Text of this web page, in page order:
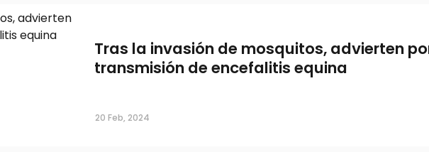
Tras la invasión de mosquitos, advierten
transmisión de encefalitis equina
20 Feb, 2024